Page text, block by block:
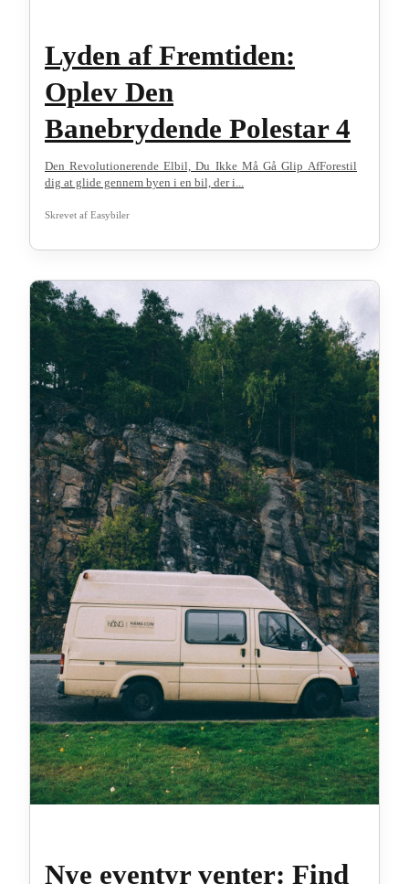
Lyden af Fremtiden:
Oplev Den
Banebrydende Polestar 4
Den Revolutionerende Elbil, Du Ikke Må Gå Glip AfForestil
dig at glide gennem byen i en bil, der i...
Skrevet af Easybiler
Nye eventyr venter: Find